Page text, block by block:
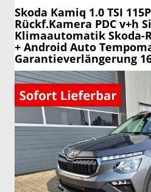
Skoda Kamiq 1.0 TSI
Rückf.Kamera PDC v+h
Klimaautomatik Skoda-
+ Android Auto
Garantieverlängerung